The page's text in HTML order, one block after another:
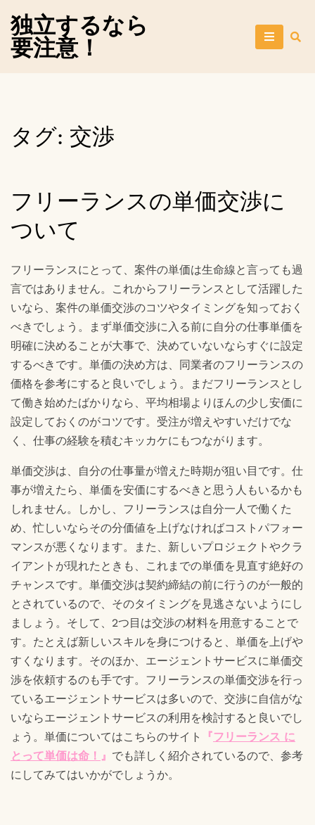
to
content
独立するなら
要注意！
タグ: 交渉
フリーランスの単価交渉に
ついて
フリーランスにとって、案件の単価は生命線と言っても過
言ではありません。これからフリーランスとして活躍した
いなら、案件の単価交渉のコツやタイミングを知っておく
べきでしょう。まず単価交渉に入る前に自分の仕事単価を
明確に決めることが大事で、決めていないならすぐに設定
するべきです。単価の決め方は、同業者のフリーランスの
価格を参考にすると良いでしょう。まだフリーランスとし
て働き始めたばかりなら、平均相場よりほんの少し安価に
設定しておくのがコツです。受注が増えやすいだけでな
く、仕事の経験を積むキッカケにもつながります。
単価交渉は、自分の仕事量が増えた時期が狙い目です。仕
事が増えたら、単価を安価にするべきと思う人もいるかも
しれません。しかし、フリーランスは自分一人で働くた
め、忙しいならその分価値を上げなければコストパフォー
マンスが悪くなります。また、新しいプロジェクトやクラ
イアントが現れたときも、これまでの単価を見直す絶好の
チャンスです。単価交渉は契約締結の前に行うのが一般的
とされているので、そのタイミングを見逃さないようにし
ましょう。そして、2つ目は交渉の材料を用意することで
す。たとえば新しいスキルを身につけると、単価を上げや
すくなります。そのほか、エージェントサービスに単価交
渉を依頼するのも手です。フリーランスの単価交渉を行っ
ているエージェントサービスは多いので、交渉に自信がな
いならエージェントサービスの利用を検討すると良いでし
ょう。単価についてはこちらのサイト
『フリーランス に
とって単価は命！ 』 でも詳しく紹介されているので、参考
にしてみてはいかがでしょうか。